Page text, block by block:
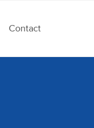
Contact